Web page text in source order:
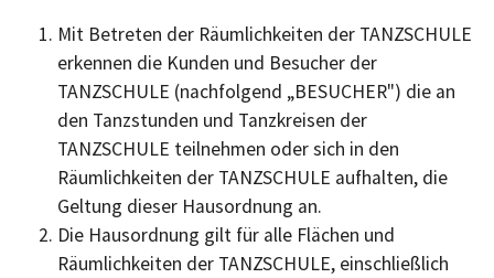
Mit Betreten der Räumlichkeiten der TANZSCHULE
erkennen die Kunden und Besucher der
TANZSCHULE (nachfolgend „BESUCHER") die an
den Tanzstunden und Tanzkreisen der
TANZSCHULE teilnehmen oder sich in den
Räumlichkeiten der TANZSCHULE aufhalten, die
Geltung dieser Hausordnung an.
Die Hausordnung gilt für alle Flächen und
Räumlichkeiten der TANZSCHULE, einschließlich